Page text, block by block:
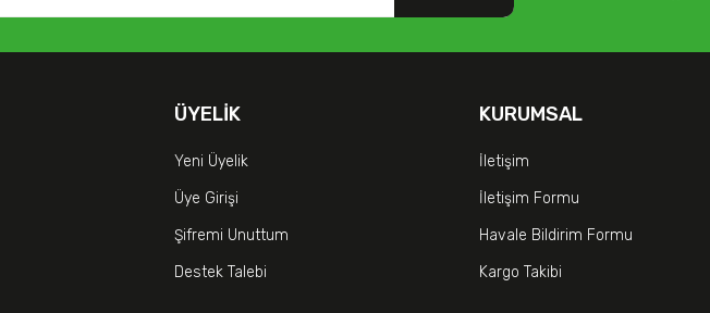
ÜYELIK
Yeni Üyelik
Üye Girişi
Şifremi Unuttum
Destek Talebi
KURUMSAL
İletişim
İletişim Formu
Havale Bildirim Formu
Kargo Takibi